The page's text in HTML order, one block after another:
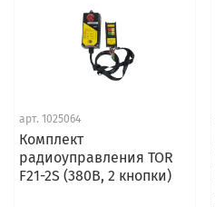
арт. 1025064
Комплект
радиоуправления TOR
F21-2S (380В, 2 кнопки)